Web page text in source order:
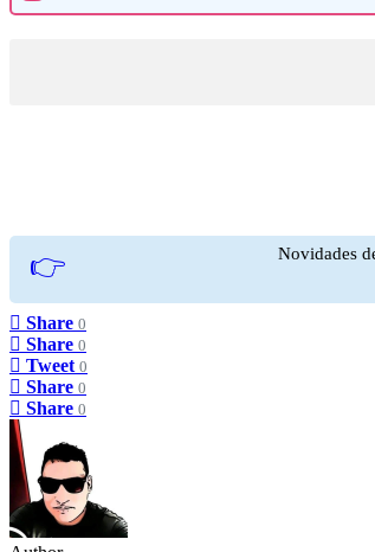
👉 Novidades
Share 0
Share 0
Tweet 0
Share 0
Share 0